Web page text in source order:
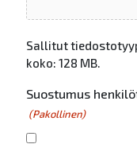
Sallitut
koko: 128 MB.
Suostumus
(Pakollinen)